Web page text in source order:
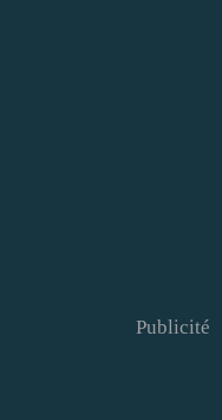
Publicité